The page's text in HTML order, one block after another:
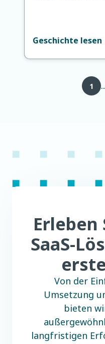
Geschichte lesen
1 ...
Erleben
SaaS-
Von der
Umsetzung
bieten
langfristigen